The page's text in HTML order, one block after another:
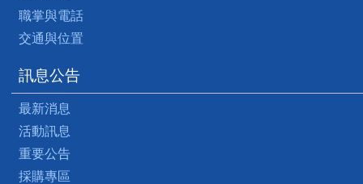
職掌與電話
交通與位置
訊息公告
最新消息
活動訊息
重要公告
採購專區